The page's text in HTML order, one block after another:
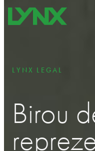
Sari la conținutul principal
LYNX LEGAL
Birou